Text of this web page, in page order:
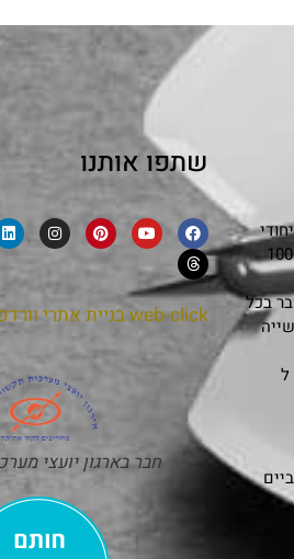
שמפגיש בצורה אותנטית ובלתי אמצעית את סיפורם של 100
בכל
ל
שתפו אותנו
web-clickבניית אתרי
חבר בארגון יועצי